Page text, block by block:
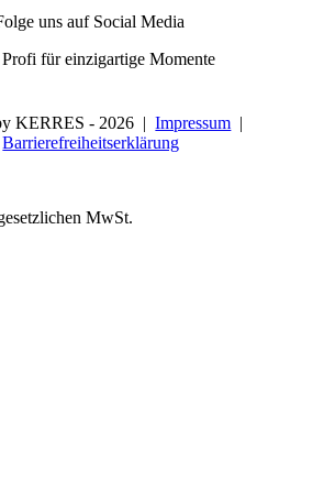
uns auf Social Media
für einzigartige Momente
KERRES -2026 |Impressum |
Barrierefreiheitserklärung
MwSt.